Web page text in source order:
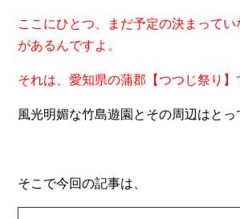
ここにひとつ、まだ予定の決まって
があるんですよ。
それは、愛知県の蒲郡【つつじ祭り】
風光明媚な竹島遊園とその周辺はと
そこで今回の記事は、